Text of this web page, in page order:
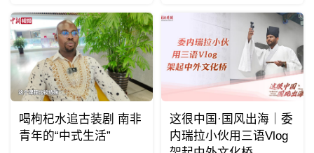
喝枸杞水追古装剧 南非
青年的“中式生活”
这很中国·国风出海｜委
内瑞拉小伙用三语Vlog